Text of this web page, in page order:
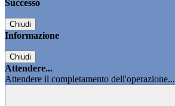
Successo
Chiudi
Informazione
Chiudi
Attendere...
Attendere il completamento dell'operazione...